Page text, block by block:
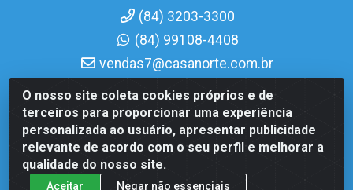
O nosso site coleta cookies próprios e de
terceiros para proporcionar uma experiência
personalizada ao usuário, apresentar publicidade
relevante de acordo com o seu perfil e melhorar a
qualidade do nosso site.
Aceitar Negar não essenciais
(84) 3203-3300
(84) 99108-4408
vendas7@casanorte.com.br
Casa Norte LTDA - Av. Interventor Mário Câmara, 1815 -
Dix-Sept Rosado, Natal/RN - CEP 59054-600 - CNPJ
08.713.513/0001-51